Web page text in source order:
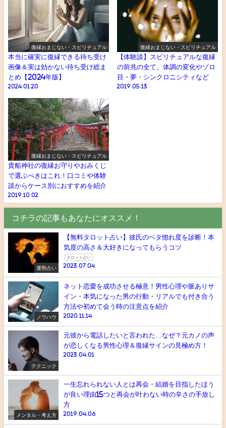
復縁おまじない・スピリチュアル
本当に確実に復縁できる待ち受け
画像＆実は効かない待ち受け総ま
とめ【2024年版】
2024.01.20
復縁おまじない・スピリチュアル
【体験談】スピリチュアルな復縁
の前兆の全て。体調の変化やゾロ
目・夢・シンクロニシティなど
2019.05.13
復縁おまじない・スピリチュアル
貴船神社の復縁お守りやおみくじ
で選ぶべきはこれ！口コミや体験
談からケース別におすすめを紹介
2019.10.02
コチラの記事もあなたにオススメ！
運勢占い
【無料タロット占い】彼氏のベタ惚れ度を診断！本
気度の高さ＆大好きになってもらうコツ
タロット占い
2023.07.04
ノウハウ
ネット恋愛を成功させる極意！男性心理や脈ありサ
イン・本気になった男の行動・リアルでも付き合う
方法や初めて会う時の注意点を紹介
2020.11.14
テクニック
元彼から電話したいと言われた…なぜ？元カノの声
が恋しくなる男性心理＆復縁サインの見極め方！
2023.04.01
メンタル・考え方
一生忘れられない人とは再会・結婚を目指したほう
が良い理由15つと再会が叶わない時の辛さの手放し
方
2019.04.06